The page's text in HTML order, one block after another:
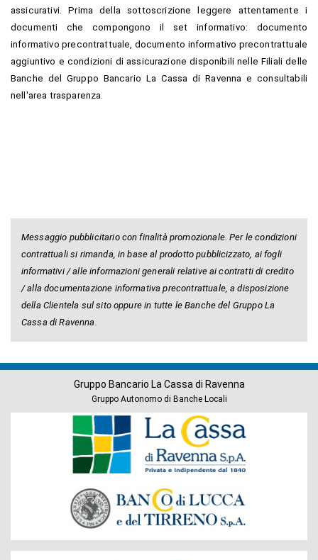
assicurativi. Prima della sottoscrizione leggere attentamente i
documenti che compongono il set informativo: documento
informativo precontrattuale, documento informativo precontrattuale
aggiuntivo e condizioni di assicurazione disponibili nelle Filiali delle
Banche del Gruppo Bancario La Cassa di Ravenna e consultabili
nell'area trasparenza.
Messaggio pubblicitario con finalità promozionale. Per le condizioni
contrattuali si rimanda, in base al prodotto pubblicizzato, ai fogli
informativi / alle informazioni generali relative ai contratti di credito
/ alla documentazione informativa precontrattuale, a disposizione
della Clientela sul sito oppure in tutte le Banche del Gruppo La
Cassa di Ravenna.
Gruppo Bancario La Cassa di Ravenna
Gruppo Autonomo di Banche Locali
Banche
Gruppo